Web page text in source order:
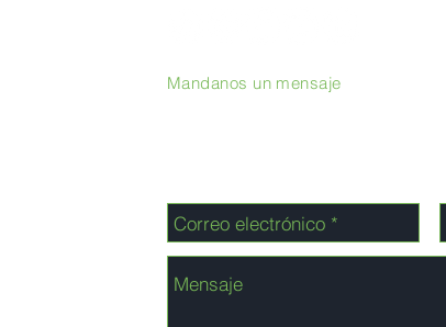
Mandanos un mensaje